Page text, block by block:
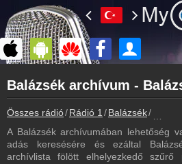
myonlineradio.hu
Balázsék
Vissza a Balázsék oldalára
Bejelentkezés
Hozz létre saját fiókot!
Összes rádió Rádió 1 Balázsék
A Balázsék archívumában lehetőség
adás keresésére és ezáltal
archívlista fölött elhelyezkedő